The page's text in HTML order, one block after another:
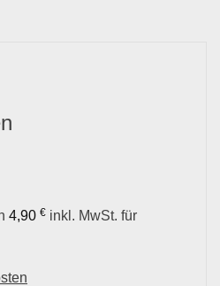
4,90 € inkl. MwSt. für